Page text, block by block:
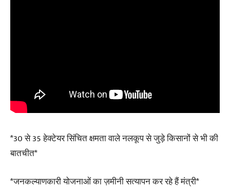
*30 से 35 हेक्टेयर सिंचित क्षमता वाले नलकूप से जुड़े किसानों से भी की
बातचीत*
*जनकल्याणकारी योजनाओं का ज़मीनी सत्यापन कर रहे हैं मंत्री*